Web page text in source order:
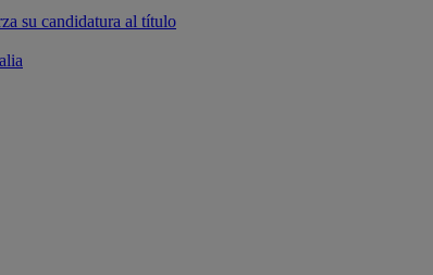
su candidatura al título